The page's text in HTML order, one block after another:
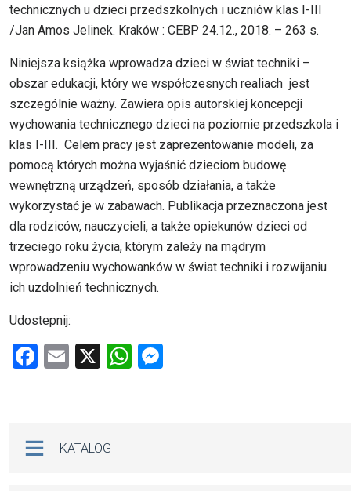
technicznych u dzieci przedszkolnych i uczniów klas I-III
/Jan Amos Jelinek. Kraków : CEBP 24.12., 2018. – 263 s.
Niniejsza książka wprowadza dzieci w świat techniki –
obszar edukacji, który we współczesnych realiach jest
szczególnie ważny. Zawiera opis autorskiej koncepcji
wychowania technicznego dzieci na poziomie przedszkola i
klas I-III. Celem pracy jest zaprezentowanie modeli, za
pomocą których można wyjaśnić dzieciom budowę
wewnętrzną urządzeń, sposób działania, a także
wykorzystać je w zabawach. Publikacja przeznaczona jest
dla rodziców, nauczycieli, a także opiekunów dzieci od
trzeciego roku życia, którym zależy na mądrym
wprowadzeniu wychowanków w świat techniki i rozwijaniu
ich uzdolnień technicznych.
Udostepnij:
F
o
E
X
W
KATALOG